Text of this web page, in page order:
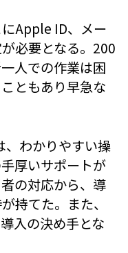
Apple ID、メー
必要となる。200
人での作業は困
ともあり早急な
わかりやすい操
厚いサポートが
の対応から、導
持てた。また、
入の決め手とな